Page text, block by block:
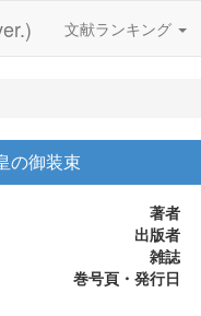
文献ランキング
の御装束
著者
出版者
雑誌
巻号頁・発行日